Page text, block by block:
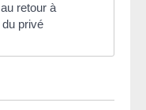
retour à
privé